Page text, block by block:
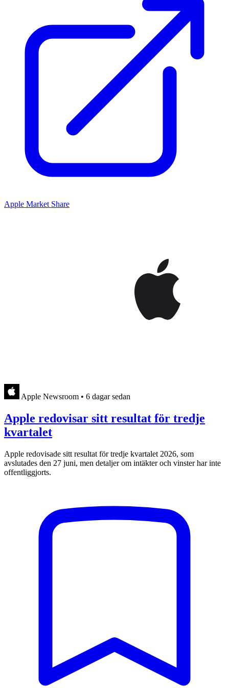
Apple Market Share
Apple Newsroom • 6 dagar sedan
Apple redovisar sitt resultat för tredje
kvartalet
Apple redovisade sitt resultat för tredje kvartalet 2026, som
avslutades den 27 juni, men detaljer om intäkter och vinster har inte
offentliggjorts.